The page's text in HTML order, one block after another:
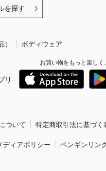
を探す
ボディウェア
リ
お買い物をもっと楽しく
ついて 特定商取引法に基づく
ディアポリシー ペンギンリン